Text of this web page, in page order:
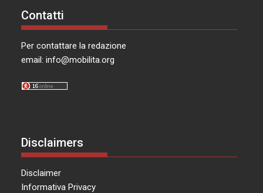
Contatti
Per contattare la redazione
email:info@mobilita.org
Disclaimers
Disclaimer
Informativa Privacy